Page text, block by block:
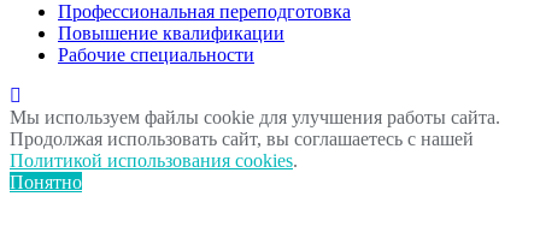
Профессиональная переподготовка
Повышение квалификации
Рабочие специальности
Мы используем файлы cookie для улучшения работы сайта.
Продолжая использовать сайт, вы соглашаетесь с нашей
Политикой использования cookies.
Понятно